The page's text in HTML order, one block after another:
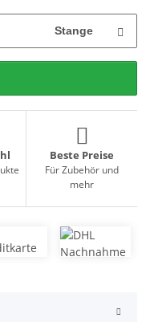
Stange
Beste Preise
Für Zubehör und
mehr